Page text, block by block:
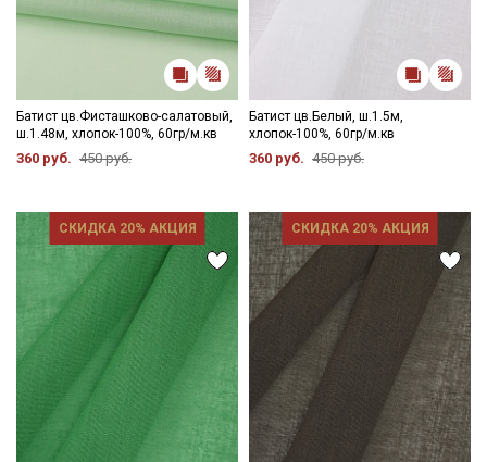
Батист цв.Фисташково-салатовый,
ш.1.48м, хлопок-100%, 60гр/м.кв
360 руб. 450 руб.
Батист цв.Белый, ш.1.5м,
хлопок-100%, 60гр/м.кв
360 руб. 450 руб.
СКИДКА 20% АКЦИЯ СКИДКА 20% АКЦИЯ
Секретная рассылка от Купава
Мы публикуем здесь дополнительные
промокоды и скидки до 30% на узкие
категории тканей
Электронная почта